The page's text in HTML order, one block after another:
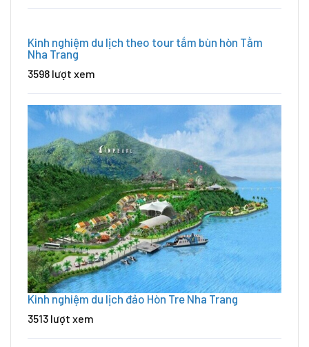
Kinh nghiệm du lịch theo tour tắm bùn hòn Tằm
Nha Trang
3598 lượt xem
Kinh nghiệm du lịch đảo Hòn Tre Nha Trang
3513 lượt xem